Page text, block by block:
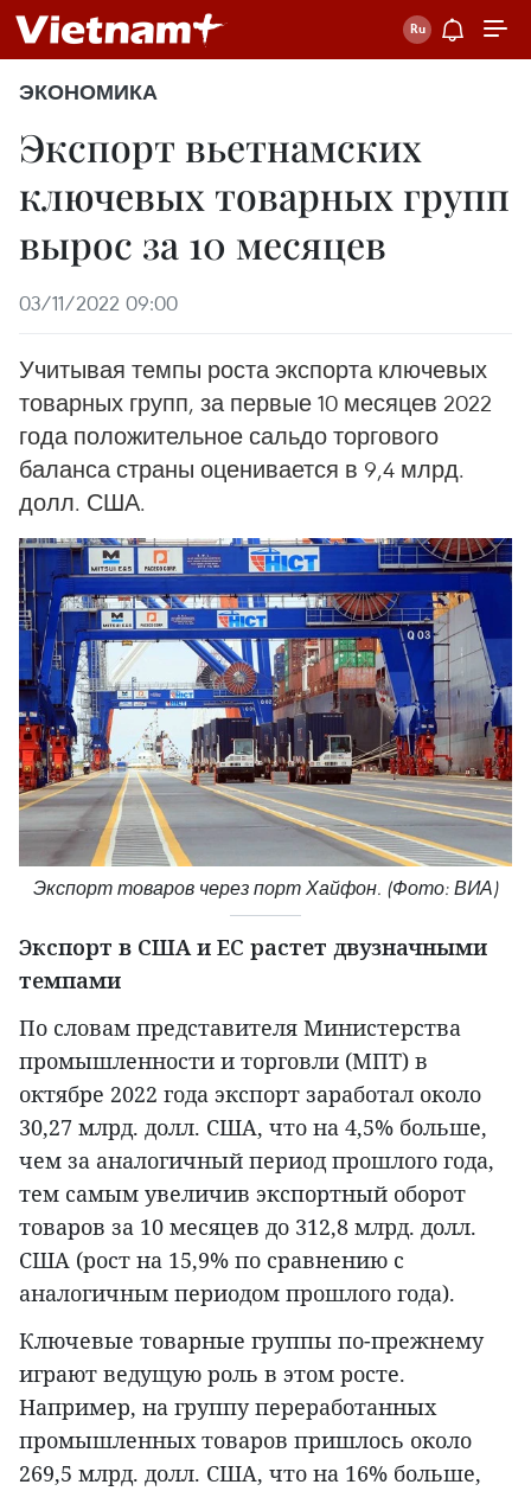
ЭКОНОМИКА
Экспорт вьетнамских
ключевых товарных групп
вырос за 10 месяцев
03/11/2022 09:00
Учитывая темпы роста экспорта ключевых
товарных групп, за первые 10 месяцев 2022
года положительное сальдо торгового
баланса страны оценивается в 9,4 млрд.
долл. США.
Экспорт товаров через порт Хайфон. (Фото: ВИА)
Экспорт в США и ЕС растет двузначными
темпами
По словам представителя Министерства
промышленности и торговли (МПТ) в
октябре 2022 года экспорт заработал около
30,27 млрд. долл. США, что на 4,5% больше,
чем за аналогичный период прошлого года,
тем самым увеличив экспортный оборот
товаров за 10 месяцев до 312,8 млрд. долл.
США (рост на 15,9% по сравнению с
аналогичным периодом прошлого года).
Ключевые товарные группы по-прежнему
играют ведущую роль в этом росте.
Например, на группу переработанных
промышленных товаров пришлось около
269,5 млрд. долл. США, что на 16% больше,